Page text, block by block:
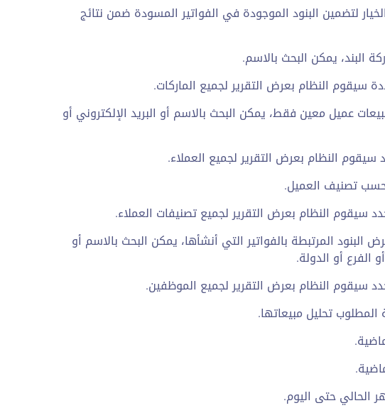
لتضمين البنود الموجودة في الفواتير المسودة ضمن نتائج
البند، يمكن البحث بالاسم.
سيقوم النظام بعرض التقرير لجميع الماركات.
عميل معين فقط، يمكن البحث بالاسم أو البريد الإلكتروني أو
النظام بعرض التقرير لجميع العملاء.
حسب تصنيف العميل.
سيقوم النظام بعرض التقرير لجميع تصنيفات العملاء.
البنود المرتبطة بالفواتير التي أنشأها، يمكن البحث بالاسم أو
الفرع أو الدولة.
سيقوم النظام بعرض التقرير لجميع الموظفين.
المطلوب تحليل مبيعاتها.
الحالي حتى اليوم.